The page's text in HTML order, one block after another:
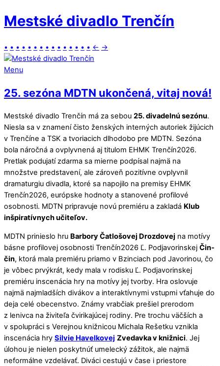
Mestské divadlo Trenčín
• • • • • • • • • • • • • • • ← →
Menu
25. sezóna MDTN ukončená, vitaj nová!
Mestské divadlo Trenčín má za sebou 25. divadelnú sezónu.
Niesla sa v znamení čisto ženských interných autoriek žijúcich
v Trenčíne a TSK a tvoriacich dlhodobo pre MDTN. Sezóna
bola náročná a ovplyvnená aj titulom EHMK Trenčín2026.
Pretlak podujatí zdarma sa mierne podpísal najmä na
množstve predstavení, ale zároveň pozitívne ovplyvnil
dramaturgiu divadla, ktoré sa napojilo na premisy EHMK
Trenčín2026, európske hodnoty a stanovené profilové
osobnosti. MDTN pripravuje novú premiéru a zakladá Klub
inšpiratívnych učiteľov.
MDTN prinieslo hru Barbory Čatlošovej Drozdovej na motívy
básne profilovej osobnosti Trenčín2026 Ľ. Podjavorinskej Čin-
čin, ktorá mala premiéru priamo v Bzinciach pod Javorinou, čo
je vôbec prvýkrát, kedy mala v rodisku Ľ. Podjavorinskej
premiéru inscenácia hry na motívy jej tvorby. Hra oslovuje
najmä najmladších divákov a interaktívnymi vstupmi vťahuje do
deja celé obecenstvo. Známy vrabčiak prešiel prerodom
z lenivca na živiteľa čvirikajúcej rodiny. Pre trochu väčších a
v spolupráci s Verejnou knižnicou Michala Rešetku vznikla
inscenácia hry Silvie Havelkovej Zvedavka v knižnici. Jej
úlohou je nielen poskytnúť umelecký zážitok, ale najmä
neformálne vzdelávať. Diváci cestujú v čase i priestore